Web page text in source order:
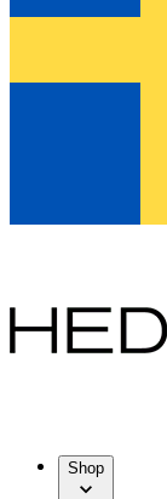
Shop